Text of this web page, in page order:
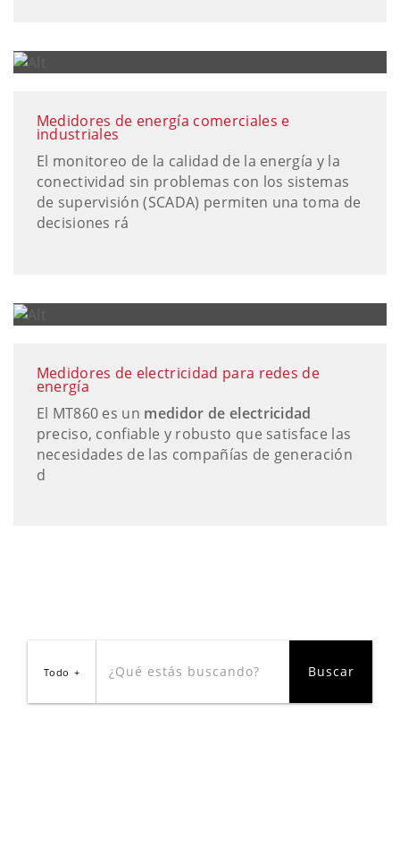
Medidores de energía comerciales e
industriales
El monitoreo de la calidad de la energía y la
conectividad sin problemas con los sistemas
de supervisión (SCADA) permiten una toma de
decisiones rá
Medidores de electricidad para redes de
energía
El MT860 es un medidor de electricidad
preciso, confiable y robusto que satisface las
necesidades de las compañías de generación
d
Todo